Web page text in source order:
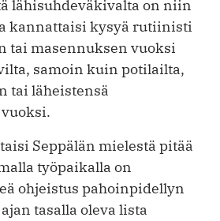
lähisuhdeväkivalta on niin
kannattaisi kysyä rutiinisti
tai masennuksen vuoksi
samoin kuin potilailta,
tai läheistensä
Seppälän mielestä pitää
työpaikalla on
ohjeistus pahoinpidellyn
tasalla oleva lista